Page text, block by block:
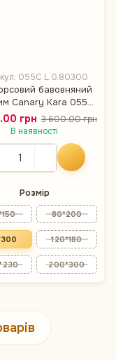
055C.L.G.80300
бавовняний
Canary Kara 055
білий, 80×300 см
грн 3 600.00 грн
В наявності
Розмір
80*200
120*180
200*300